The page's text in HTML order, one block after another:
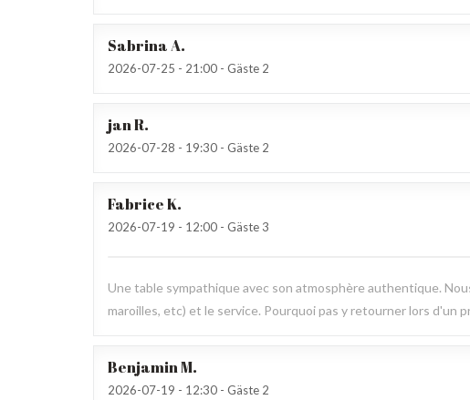
SabrinaA
2026-07-25 - 21:00 - Gäste 2
janR
2026-07-28 - 19:30 - Gäste 2
FabriceK
2026-07-19 - 12:00 - Gäste 3
Une table sympathique avec son atmosphère authentique.
maroilles, etc) et le service. Pourquoi pas y retourner lors d'un
BenjaminM
2026-07-19 - 12:30 - Gäste 2